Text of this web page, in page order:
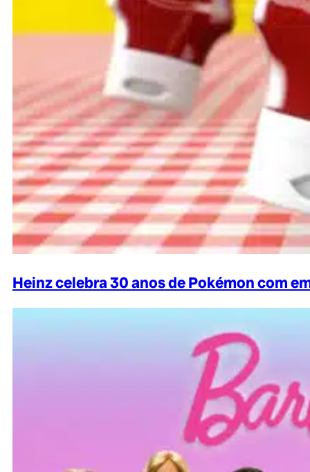
Heinz celebra 30 anos de Pokémon com